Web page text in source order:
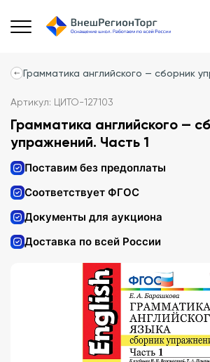
Грамматика английского — сборник
Артикул: ЦИТО-127103
Грамматика английского —
упражнений. Часть 1
Поставим без предоплаты
Соответствует ФГОС
Документы для аукциона
Доставка по всей России